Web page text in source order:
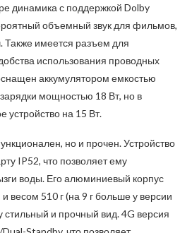
динамика с поддержкой Dolby
объемный звук для фильмов,
Также имеется разъем для
использования проводных
аккумулятором емкостью
мощностью 18 Вт, но в
устройство на 15 Вт.
но и прочен. Устройство
IP52, что позволяет ему
воды. Его алюминиевый корпус
весом 510 г (на 9 г больше у версии
и прочный вид. 4G версия